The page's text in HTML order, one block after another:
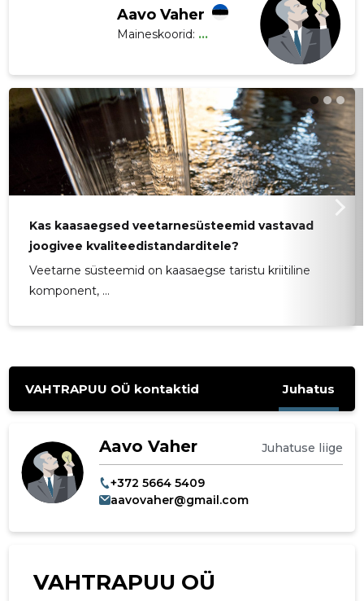
Aavo Vaher
Maineskoorid: ...
Kas kaasaegsed veetarnesüsteemid vastavad
joogivee kvaliteedistandarditele?
Veetarne süsteemid on kaasaegse taristu kriitiline
komponent, ...
VAHTRAPUU OÜ kontaktid Juhatus
Aavo Vaher Juhatuse liige
+372 5664 5409
aavovaher@gmail.com
VAHTRAPUU OÜ